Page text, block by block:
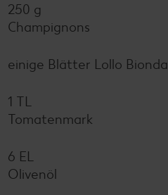
250 g
Champignons
einige Blätter Lollo Bionda
1 TL
Tomatenmark
6 EL
Olivenöl